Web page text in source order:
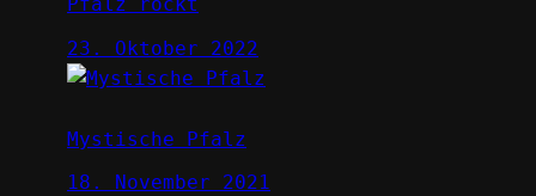
Pfalz rockt
23. Oktober 2022
Mystische Pfalz
18. November 2021